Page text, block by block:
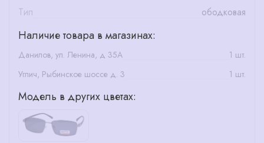
Тип
ободковая
Наличие товара в магазинах:
Данилов, ул. Ленина, д 35А
1 шт.
Углич, Рыбинское шоссе д. 3
1 шт.
Модель в других цветах: